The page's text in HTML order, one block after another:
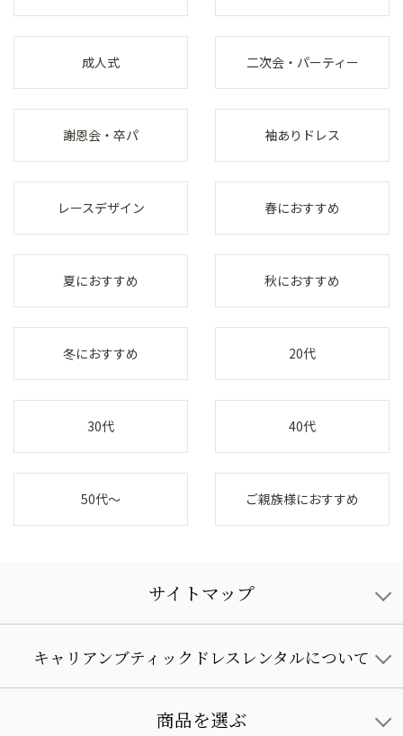
成人式 二次会・パーティー
謝恩会・卒パ 袖ありドレス
レースデザイン 春におすすめ
夏におすすめ 秋におすすめ
冬におすすめ 20代
30代 40代
50代～ ご親族様におすすめ
サイトマップ
キャリアンブティックドレスレンタルについて
商品を選ぶ